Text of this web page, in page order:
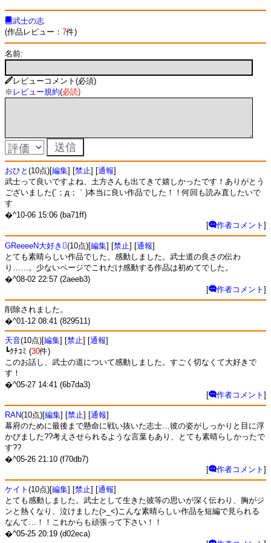
武士の志
(作品レビュー： 7件)
名前:
レビューコメント(必須)
※ レビュー規約(必読)
おひと (10点)[編集] [禁止] [通報]
武士って良いですよね、土方さんも出てきて嬉しかったです！ありがとう
ございました(´；д；｀)本当に良い作品でした！！何回も読み直したいで
す
�^10-06 15:06 (ba71ff)
[
作者コメント ]
GReeeeN大好き(10点)[編集] [禁止] [通報]
とても素晴らしい作品でした。感動しました。武士道の良さの伝わ
り……。少ないページでこれだけ感動する作品は初めてでした。
�^08-02 22:57 (2aeeb3)
[
作者コメント ]
削除されました。
�^01-12 08:41 (829511)
天音(10点)[編集] [禁止] [通報]
┗ｸﾁｺﾐ (30件)
このお話し、武士の道について感動しました。すごく切なくて大好きで
す！
�^05-27 14:41 (6b7da3)
[
作者コメント ]
RAN(10点)[編集] [禁止] [通報]
幕府のために最後まで懸命に戦い抜いた志士…彼の姿がしっかりと目に浮
かびました??考えさせられるような言葉もあり、とても素晴らしかったで
す??
�^05-26 21:10 (f70db7)
[
作者コメント ]
ケイト (10点)[編集] [禁止] [通報]
とても感動しました。武士として生きた彼等の思いが深く伝わり、胸がジ
ンと熱くなり、泣けました(>_<)こんな素晴らしい作品を短編で見られる
なんて…！！これからも頑張って下さい！！
�^05-25 20:19 (d02eca)